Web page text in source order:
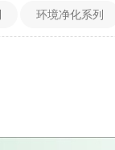
环境净化系列